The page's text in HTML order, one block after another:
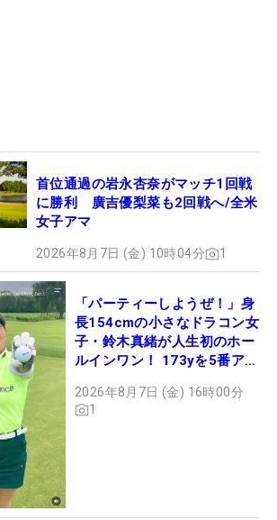
首位通過の岩永杏奈がマッチ1回戦
に勝利 廣吉優梨菜も2回戦へ/全米
女子アマ
2026年8月7日 (金) 10時04分 1
「パーティーしようぜ！」身
長154cmの小さなドラコン女
子・鈴木真緒が人生初のホー
ルインワン！ 173yを5番アイ
2026年8月7日 (金) 16時00分
1